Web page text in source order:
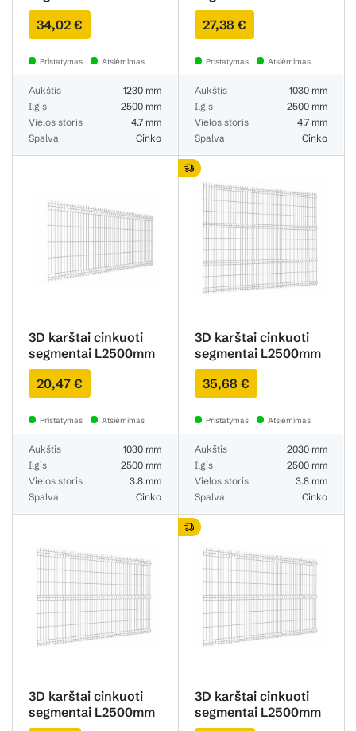
H1230mm 4.7mm
34,02 €
Pristatymas Atsiėmimas
Aukštis
1230 mm
Ilgis
2500 mm
Vielos storis
4.7 mm
Spalva
Cinko
H1030mm 4.7mm
27,38 €
Pristatymas Atsiėmimas
Aukštis
1030 mm
Ilgis
2500 mm
Vielos storis
4.7 mm
Spalva
Cinko
3D karštai cinkuoti
segmentai L2500mm
H1030mm 3.8mm
20,47 €
Pristatymas Atsiėmimas
Aukštis
1030 mm
Ilgis
2500 mm
Vielos storis
3.8 mm
Spalva
Cinko
3D karštai cinkuoti
segmentai L2500mm
H2030mm 3.8mm
35,68 €
Pristatymas Atsiėmimas
Aukštis
2030 mm
Ilgis
2500 mm
Vielos storis
3.8 mm
Spalva
Cinko
3D karštai cinkuoti
segmentai L2500mm
H1730mm 3.8mm
3D karštai cinkuoti
segmentai L2500mm
H1530mm 3.8mm